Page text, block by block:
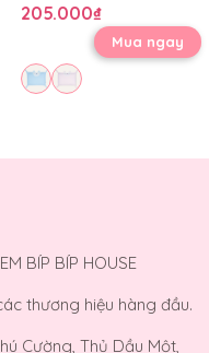
205.000₫
Mua ngay
BÍP BÍP HOUSE
thương hiệu hàng đầu.
Cường, Thủ Dầu Một,